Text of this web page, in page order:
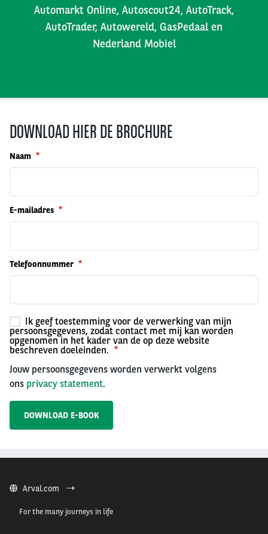
Automarkt Online, Autoscout24, AutoTrack,
AutoTrader, Autowereld, GasPedaal en
Nederland Mobiel
DOWNLOAD HIER DE BROCHURE
Naam
E-mailadres
Telefoonnummer
Ik geef toestemming voor de verwerking van mijn
persoonsgegevens, zodat contact met mij kan worden
opgenomen in het kader van de op deze website
beschreven doeleinden.
Jouw persoonsgegevens worden verwerkt volgens
ons privacy statement.
Arval.com
For the many journeys in life